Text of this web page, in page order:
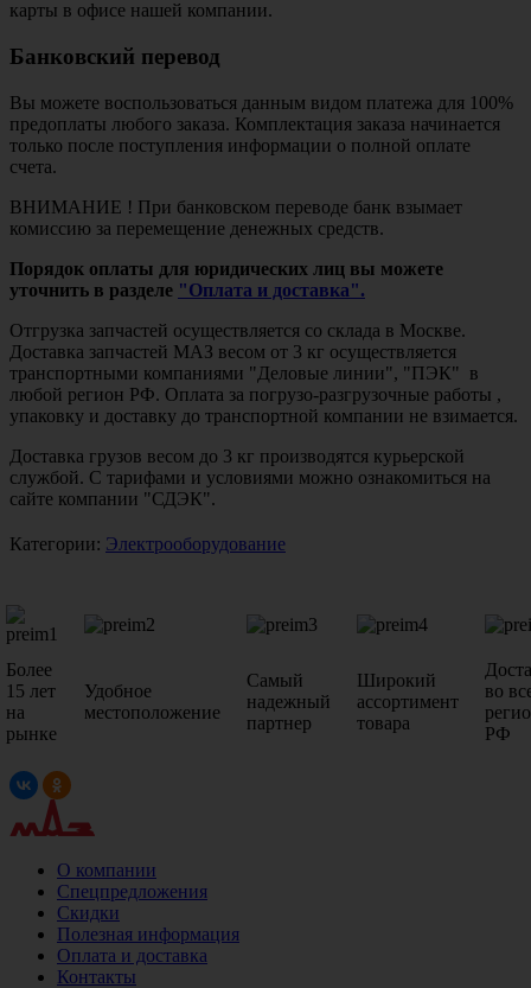
карты в офисе нашей компании.
Банковский перевод
Вы можете воспользоваться данным видом платежа для 100%
предоплаты любого заказа. Комплектация заказа начинается
только после поступления информации о полной оплате
счета.
ВНИМАНИЕ ! При банковском переводе банк взымает
комиссию за перемещение денежных средств.
Порядок оплаты для юридических лиц вы можете
уточнить в разделе "Оплата и доставка".
Отгрузка запчастей осуществляется со склада в Москве.
Доставка запчастей МАЗ весом от 3 кг осуществляется
транспортными компаниями "Деловые линии", "ПЭК" в
любой регион РФ. Оплата за погрузо-разгрузочные работы ,
упаковку и доставку до транспортной компании не взимается.
Доставка грузов весом до 3 кг производятся курьерской
службой. С тарифами и условиями можно ознакомиться на
сайте компании "СДЭК".
Категории: Электрооборудование
Более
15 лет
на
рынке
Удобное
местоположение
Самый
надежный
партнер
Широкий
ассортимент
товара
во
РФ
О компании
Спецпредложения
Скидки
Полезная информация
Оплата и доставка
Контакты